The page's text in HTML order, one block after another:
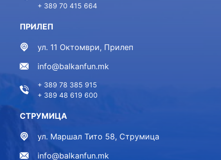
+ 389 70 415 664
ПРИЛЕП
ул. 11 Октомври, Прилеп
info@balkanfun.mk
+ 389 78 385 915
+ 389 48 619 600
СТРУМИЦА
ул. Маршал Тито 58, Струмица
info@balkanfun.mk